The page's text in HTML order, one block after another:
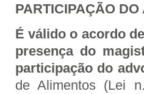
PARTICIPAÇÃO
É válido o acordo
presença do
participação do
de Alimentos (Lei